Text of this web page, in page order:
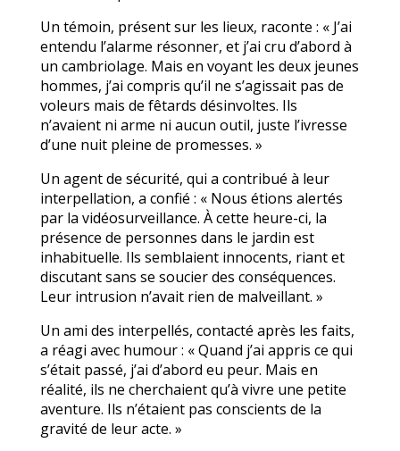
Un témoin, présent sur les lieux, raconte : « J’ai
entendu l’alarme résonner, et j’ai cru d’abord à
un cambriolage. Mais en voyant les deux jeunes
hommes, j’ai compris qu’il ne s’agissait pas de
voleurs mais de fêtards désinvoltes. Ils
n’avaient ni arme ni aucun outil, juste l’ivresse
d’une nuit pleine de promesses. »
Un agent de sécurité, qui a contribué à leur
interpellation, a confié : « Nous étions alertés
par la vidéosurveillance. À cette heure-ci, la
présence de personnes dans le jardin est
inhabituelle. Ils semblaient innocents, riant et
discutant sans se soucier des conséquences.
Leur intrusion n’avait rien de malveillant. »
Un ami des interpellés, contacté après les faits,
a réagi avec humour : « Quand j’ai appris ce qui
s’était passé, j’ai d’abord eu peur. Mais en
réalité, ils ne cherchaient qu’à vivre une petite
aventure. Ils n’étaient pas conscients de la
gravité de leur acte. »